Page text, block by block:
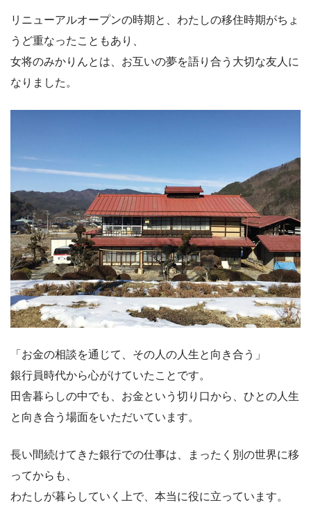
リニューアルオープンの時期と、わたしの移住時期がちょ
うど重なったこともあり、
女将のみかりんとは、お互いの夢を語り合う大切な友人に
なりました。
「お金の相談を通じて、その人の人生と向き合う」
銀行員時代から心がけていたことです。
田舎暮らしの中でも、お金という切り口から、ひとの人生
と向き合う場面をいただいています。
長い間続けてきた銀行での仕事は、まったく別の世界に移
ってからも、
わたしが暮らしていく上で、本当に役に立っています。